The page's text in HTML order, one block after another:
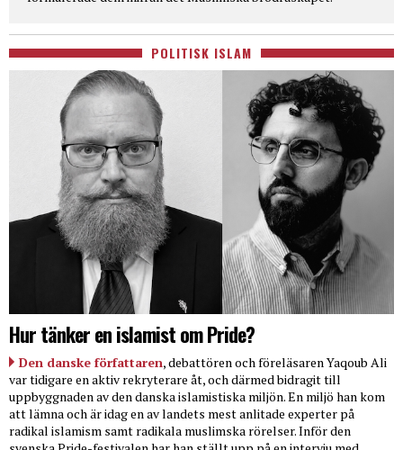
POLITISK ISLAM
Hur tänker en islamist om Pride?
Den danske författaren, debattören och föreläsaren Yaqoub Ali
var tidigare en aktiv rekryterare åt, och därmed bidragit till
uppbyggnaden av den danska islamistiska miljön. En miljö han kom
att lämna och är idag en av landets mest anlitade experter på
radikal islamism samt radikala muslimska rörelser. Inför den